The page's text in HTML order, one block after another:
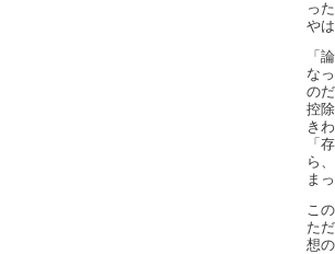
っ
や
「
な
の
控除
き
「
ら、
ま
こ
た
想の